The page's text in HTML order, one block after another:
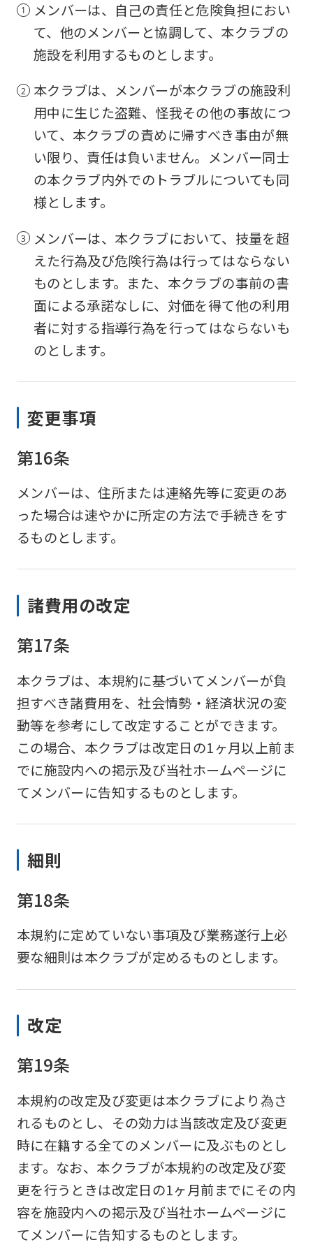
メンバーは、自己の責任と危険負担におい
て、他のメンバーと協調して、本クラブの
施設を利用するものとします。
本クラブは、メンバーが本クラブの施設利
用中に生じた盗難、怪我その他の事故につ
いて、本クラブの責めに帰すべき事由が無
い限り、責任は負いません。メンバー同士
の本クラブ内外でのトラブルについても同
様とします。
メンバーは、本クラブにおいて、技量を超
えた行為及び危険行為は行ってはならない
ものとします。また、本クラブの事前の書
面による承諾なしに、対価を得て他の利用
者に対する指導行為を行ってはならないも
のとします。
変更事項
第16条
メンバーは、住所または連絡先等に変更のあ
った場合は速やかに所定の方法で手続きをす
るものとします。
諸費用の改定
第17条
本クラブは、本規約に基づいてメンバーが負
担すべき諸費用を、社会情勢・経済状況の変
動等を参考にして改定することができます。
この場合、本クラブは改定日の1ヶ月以上前ま
でに施設内への掲示及び当社ホームページに
てメンバーに告知するものとします。
細則
第18条
本規約に定めていない事項及び業務遂行上必
要な細則は本クラブが定めるものとします。
改定
第19条
本規約の改定及び変更は本クラブにより為さ
れるものとし、その効力は当該改定及び変更
時に在籍する全てのメンバーに及ぶものとし
ます。なお、本クラブが本規約の改定及び変
更を行うときは改定日の1ヶ月前までにその内
容を施設内への掲示及び当社ホームページに
てメンバーに告知するものとします。